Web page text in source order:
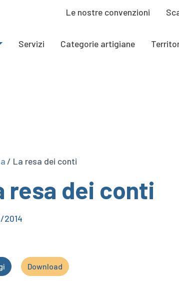
Le nostre convenzioni
Servizi Categorie artigiane
/ La resa dei conti
resa dei conti
2014
Download